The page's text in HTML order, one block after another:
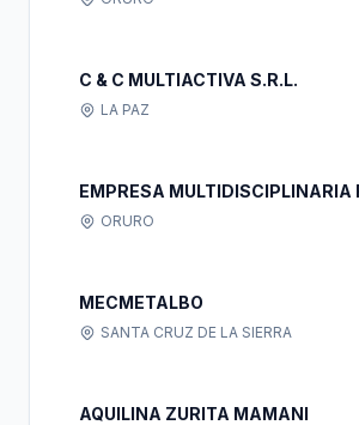
C & C MULTIACTIVA S.R.L.
LA PAZ
EMPRESA MULTIDISCIPLINARIA
ORURO
MECMETALBO
SANTA CRUZ DE LA SIERRA
AQUILINA ZURITA MAMANI